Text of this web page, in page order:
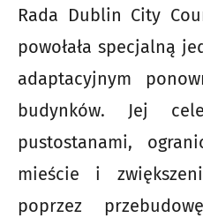
Rada Dublin City
powołała specjalną
adaptacyjnym
budynków. Jej
pustostanami,
mieście i
poprzez